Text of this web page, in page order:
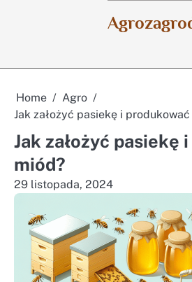
Home
Agro
Jak założyć pasiekę i
Jak założyć pasiekę
miód?
29 listopada, 2024